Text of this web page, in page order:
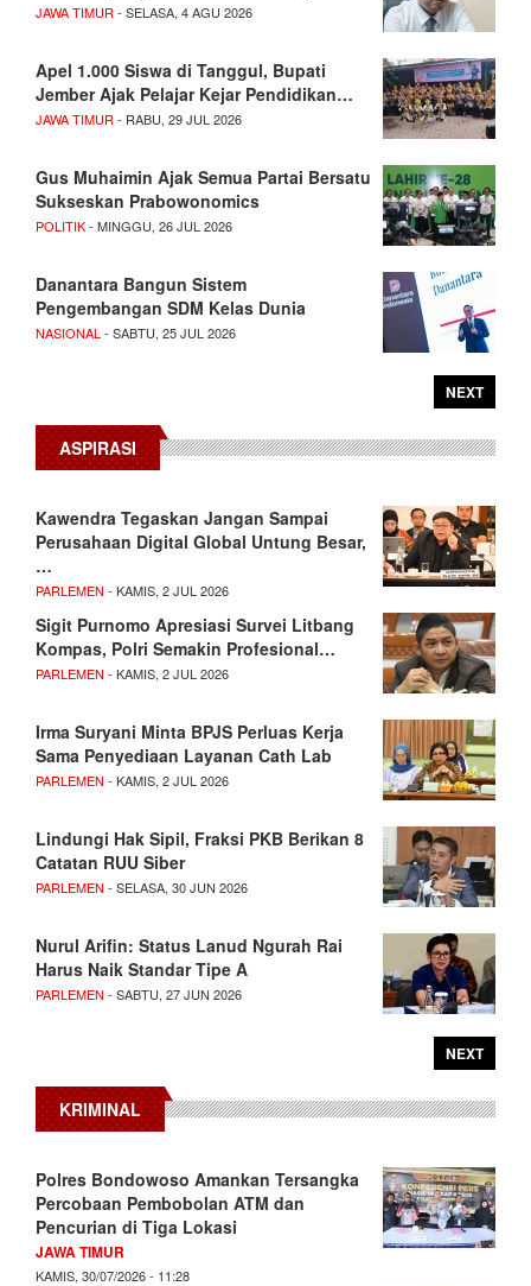
JAWA TIMUR - SELASA, 4 AGU 2026
Apel 1.000 Siswa di Tanggul, Bupati
Jember Ajak Pelajar Kejar Pendidikan…
JAWA TIMUR - RABU, 29 JUL 2026
Gus Muhaimin Ajak Semua Partai Bersatu
Sukseskan Prabowonomics
POLITIK- MINGGU, 26 JUL 2026
Danantara Bangun Sistem
Pengembangan SDM Kelas Dunia
NASIONAL - SABTU, 25 JUL 2026
NEXT
ASPIRASI
Kawendra Tegaskan Jangan Sampai
Perusahaan Digital Global Untung Besar,
…
PARLEMEN - KAMIS, 2 JUL 2026
Sigit Purnomo Apresiasi Survei Litbang
Kompas, Polri Semakin Profesional…
PARLEMEN - KAMIS, 2 JUL 2026
Irma Suryani Minta BPJS Perluas Kerja
Sama Penyediaan Layanan Cath Lab
PARLEMEN - KAMIS, 2 JUL 2026
Lindungi Hak Sipil, Fraksi PKB Berikan 8
Catatan RUU Siber
PARLEMEN - SELASA, 30 JUN 2026
Nurul Arifin: Status Lanud Ngurah Rai
Harus Naik Standar Tipe A
PARLEMEN - SABTU, 27 JUN 2026
NEXT
KRIMINAL
Polres Bondowoso Amankan Tersangka
Percobaan Pembobolan ATM dan
Pencurian di Tiga Lokasi
JAWA TIMUR
KAMIS, 30/07/2026 - 11:28